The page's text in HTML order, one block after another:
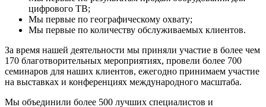
цифрового ТВ;
Мы первые по географическому охвату;
Мы первые по количеству обслуживаемых клиентов.
За время нашей деятельности мы приняли участие в более чем
170 благотворительных мероприятиях, провели более 700
семинаров для наших клиентов, ежегодно принимаем участие
на выставках и конференциях международного масштаба.
Мы объединили более 500 лучших специалистов и